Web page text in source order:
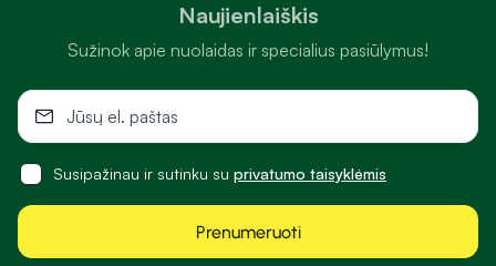
Naujienlaiškis
Sužinok apie nuolaidas ir specialius pasiūlymus!
Susipažinau ir sutinku su privatumo taisyklėmis
Prenumeruoti